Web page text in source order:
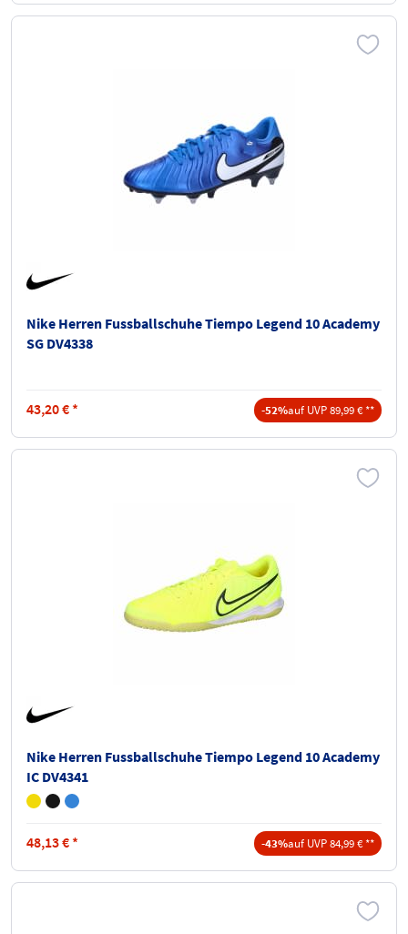
Nike Herren Fussballschuhe Tiempo Legend 10 Academy
SG DV4338
43,20€ * -52%auf UVP 89,99 € **
Nike Herren Fussballschuhe Tiempo Legend 10 Academy
IC DV4341
48,13€ * -43%auf UVP 84,99 € **